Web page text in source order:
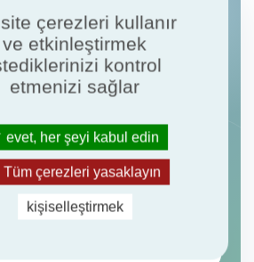
AKTARIMI artık
doğrudan Sertifikalı ürün
erişin.
çerezleri kullanır
ve etkinleştirmek
kontrol
etmenizi sağlar
evet, her şeyi kabul edin
Tüm çerezleri yasaklayın
kişiselleştirmek